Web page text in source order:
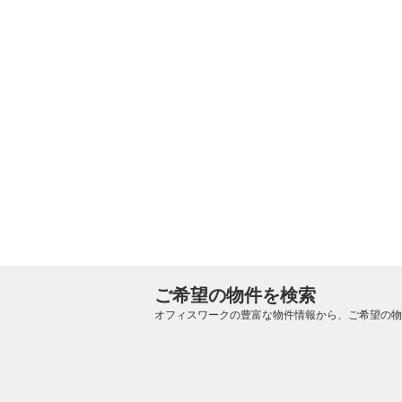
ご希望の物件を検索
オフィスワークの豊富な物件情報から、 ご希望の